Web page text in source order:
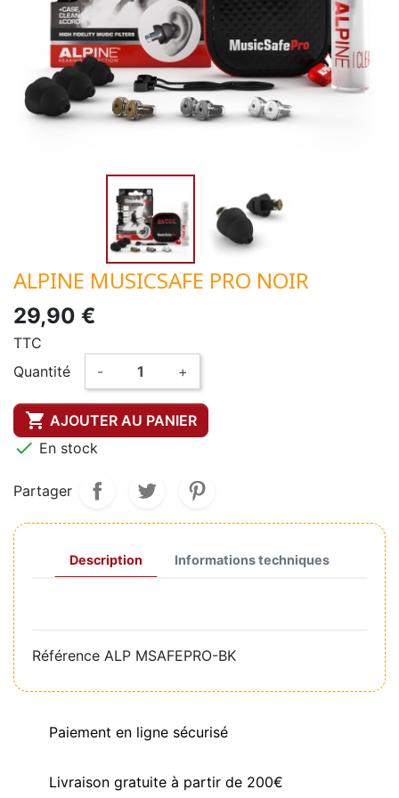
ALPINE MUSICSAFE PRO NOIR
29,90 €
TTC
Quantité
- +
 AJOUTER AU PANIER
 En stock
Partager
Description Informations techniques
Référence ALP MSAFEPRO-BK
Paiement en ligne sécurisé
Livraison gratuite à partir de 200€